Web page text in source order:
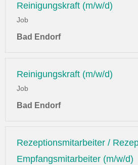
Reinigungskraft (m/w/d)
Job
Bad Endorf
Reinigungskraft (m/w/d)
Job
Bad Endorf
Rezeptionsmitarbeiter /
Empfangsmitarbeiter (m/w/d)